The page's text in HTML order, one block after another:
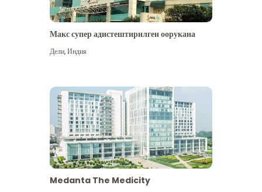
Макс супер адистештирилген оорукана
Дели,Индия
Medanta The Medicity